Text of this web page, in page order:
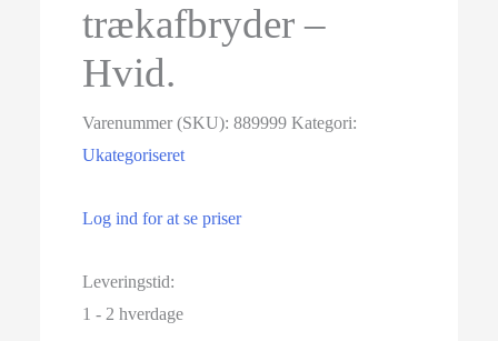
trækafbryder –
Hvid.
Varenummer (SKU):889999 Kategori:
Ukategoriseret
Log ind for at se priser
Leveringstid:
1 - 2 hverdage